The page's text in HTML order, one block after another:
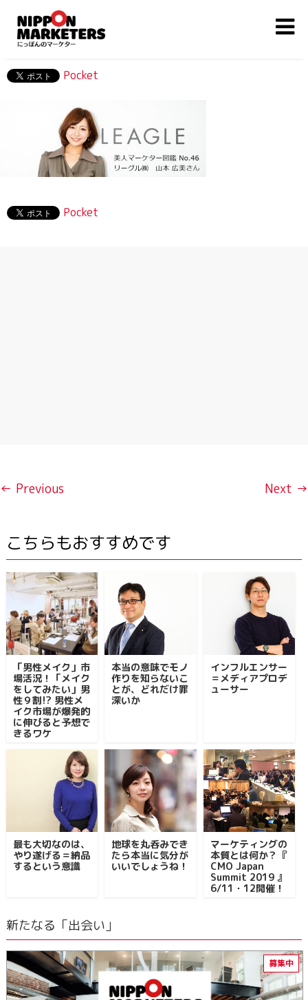
Pocket
Pocket
← Previous Next →
こちらもおすすめです
「男性メイク」市
場活況！「メイク
をしてみたい」男
性９割!? 男性メ
イク市場が爆発的
に伸びると予想で
きるワケ
本当の意味でモノ
作りを知らないこ
とが、どれだけ罪
深いか
インフルエンサー
＝メディアプロデ
ューサー
最も大切なのは、
やり遂げる＝納品
するという意識
地球を丸呑みでき
たら本当に気分が
いいでしょうね！
マーケティングの
本質とは何か？『
CMO Japan
Summit 2019 』
6/11・12開催！
新たなる「出会い」